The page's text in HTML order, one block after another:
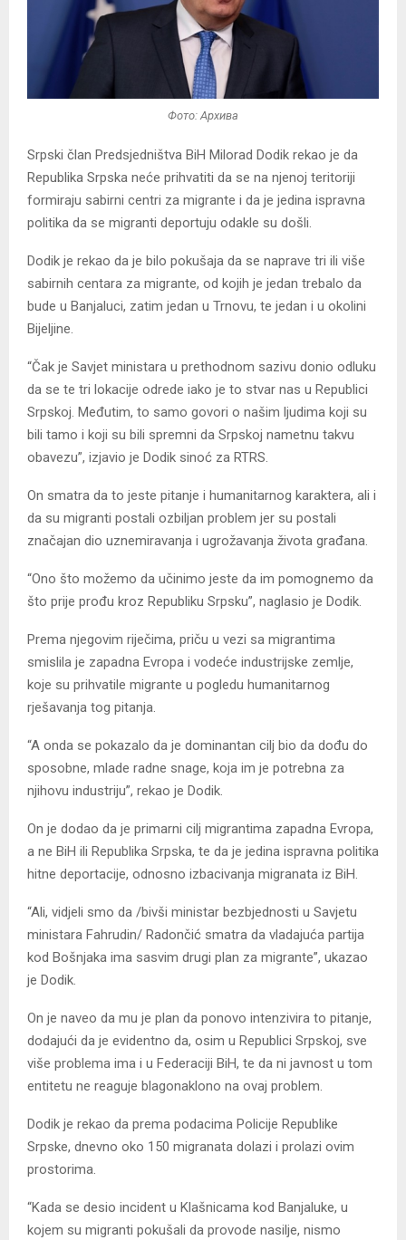
Фото: Архива
Srpski član Predsjedništva BiH Milorad Dodik rekao je da
Republika Srpska neće prihvatiti da se na njenoj teritoriji
formiraju sabirni centri za migrante i da je jedina ispravna
politika da se migranti deportuju odakle su došli.
Dodik je rekao da je bilo pokušaja da se naprave tri ili više
sabirnih centara za migrante, od kojih je jedan trebalo da
bude u Banjaluci, zatim jedan u Trnovu, te jedan i u okolini
Bijeljine.
“Čak je Savjet ministara u prethodnom sazivu donio odluku
da se te tri lokacije odrede iako je to stvar nas u Republici
Srpskoj. Međutim, to samo govori o našim ljudima koji su
bili tamo i koji su bili spremni da Srpskoj nametnu takvu
obavezu”, izjavio je Dodik sinoć za RTRS.
On smatra da to jeste pitanje i humanitarnog karaktera, ali i
da su migranti postali ozbiljan problem jer su postali
značajan dio uznemiravanja i ugrožavanja života građana.
“Ono što možemo da učinimo jeste da im pomognemo da
što prije prođu kroz Republiku Srpsku”, naglasio je Dodik.
Prema njegovim riječima, priču u vezi sa migrantima
smislila je zapadna Evropa i vodeće industrijske zemlje,
koje su prihvatile migrante u pogledu humanitarnog
rješavanja tog pitanja.
“A onda se pokazalo da je dominantan cilj bio da dođu do
sposobne, mlade radne snage, koja im je potrebna za
njihovu industriju”, rekao je Dodik.
On je dodao da je primarni cilj migrantima zapadna Evropa,
a ne BiH ili Republika Srpska, te da je jedina ispravna politika
hitne deportacije, odnosno izbacivanja migranata iz BiH.
“Ali, vidjeli smo da /bivši ministar bezbjednosti u Savjetu
ministara Fahrudin/ Radončić smatra da vladajuća partija
kod Bošnjaka ima sasvim drugi plan za migrante”, ukazao
je Dodik.
On je naveo da mu je plan da ponovo intenzivira to pitanje,
dodajući da je evidentno da, osim u Republici Srpskoj, sve
više problema ima i u Federaciji BiH, te da ni javnost u tom
entitetu ne reaguje blagonaklono na ovaj problem.
Dodik je rekao da prema podacima Policije Republike
Srpske, dnevno oko 150 migranata dolazi i prolazi ovim
prostorima.
“Kada se desio incident u Klašnicama kod Banjaluke, u
kojem su migranti pokušali da provode nasilje, nismo